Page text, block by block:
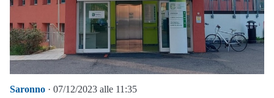
Saronno · 07/12/2023 alle 11:35